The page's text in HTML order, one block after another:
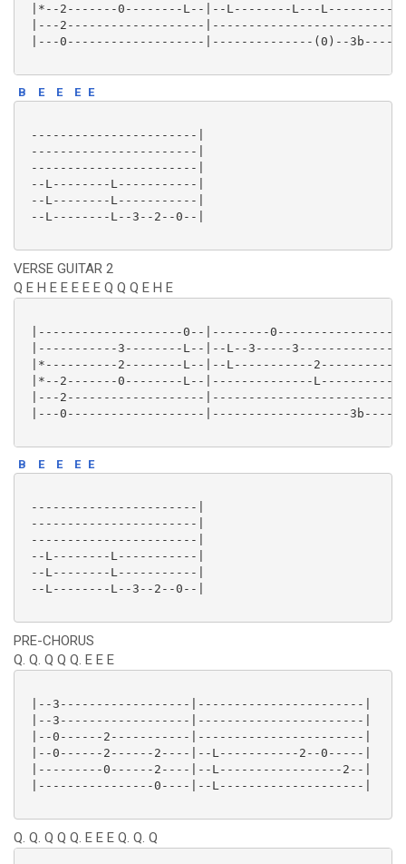
|*--2-------0--------L--|--L--------L---L---------
|---2-------------------|-------------------------
|---0-------------------|--------------(0)--3b----
B E E E E
-----------------------|
-----------------------|
-----------------------|
--L--------L-----------|
--L--------L-----------|
--L--------L--3--2--0--|
VERSE GUITAR 2
Q E H E E E E E Q Q Q E H E
|--------------------0--|--------0----------------
|-----------3--------L--|--L--3-----
|*----------2--------L--|--L-----------2----------
|*--2-------0--------L--|--------------L----------
|---2-------------------|-------------------------
|---0-------------------|-------------------3b----
B E E E E
-----------------------|
-----------------------|
-----------------------|
--L--------L-----------|
--L--------L-----------|
--L--------L--3--2--0--|
PRE-CHORUS
Q. Q. Q Q Q. E E E
|--3------------------|-----------------------|
|--3------------------|-----------------------|
|--0------2-----------|-----------------------|
|--0------2------2----|--L-----------2--0-----|
|---------0------2----|--L-----------------2--|
|----------------0----|--L--------------------|
Q. Q. Q Q Q. E E E Q. Q. Q